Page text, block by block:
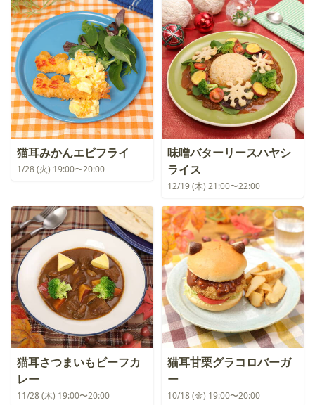
猫耳みかんエビフライ
1/28 (火) 19:00〜20:00
味噌バターリースハヤシ
ライス
12/19 (木) 21:00〜22:00
猫耳さつまいもビーフカ
レー
11/28 (木) 19:00〜20:00
猫耳甘栗グラコロバーガ
ー
10/18 (金) 19:00〜20:00